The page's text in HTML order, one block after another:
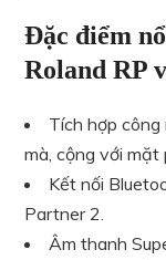
Đặc điểm
Roland RP
Tích hợp
mà, cộng với mặt
Kết nối
Partner 2.
Âm thanh